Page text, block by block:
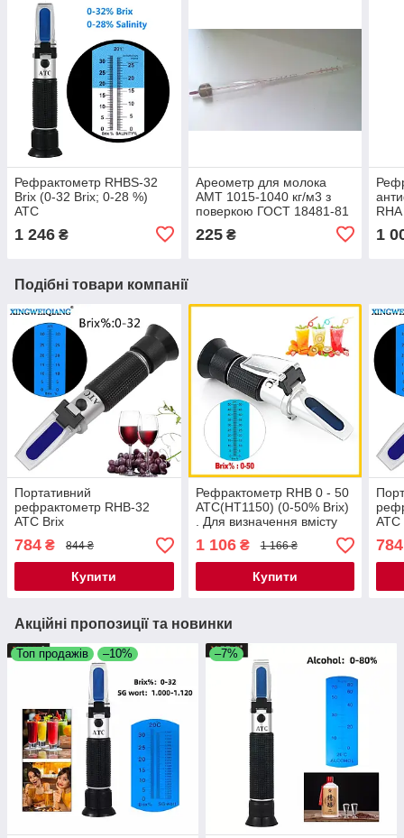
Рефрактометр RHBS-32
Brix (0-32 Brix; 0-28 %)
АТС
1 246 ₴
Ареометр для молока
АМТ 1015-1040 кг/м3 з
поверкою ГОСТ 18481-81
225₴ 1
Подібні товари компанії
Портативний
рефрактометр RHB-32
ATC Brix
(REF103/113,HT113ATC)
(Сахароза від 0 до 32%)
784 ₴ 844 ₴
Купити
Рефрактометр RHB 0 - 50
ATC(HT1150) (0-50% Brix)
. Для визначення вмісту
сахарози у вині, соках,
сиропах
1 106₴ 1 166 ₴
Купити
ATC
784
Акційні пропозиції та новинки
Топ продажів –10% –7%